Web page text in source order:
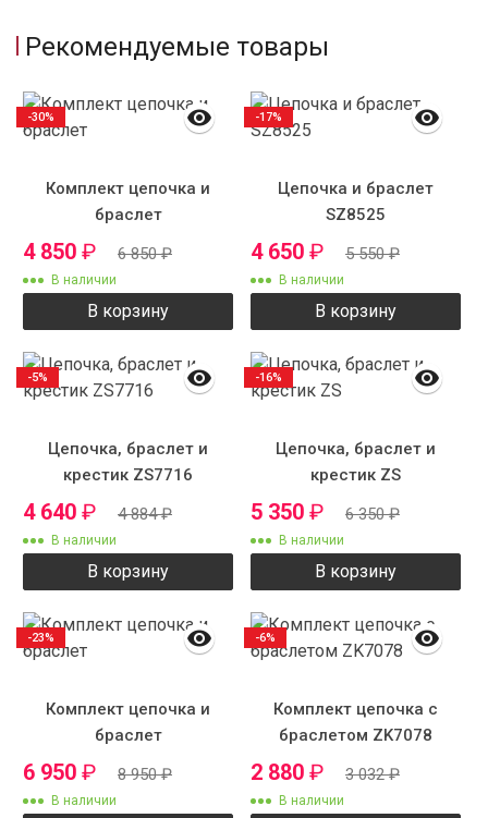
Рекомендуемые товары
Комплект цепочка и
браслет
4 850 ₽ 6 850₽
В наличии
В корзину
-30%
Цепочка и браслет
SZ8525
4 650 ₽ 5 550₽
В наличии
В корзину
-17%
Цепочка, браслет и
крестик ZS7716
4 640 ₽ 4 884₽
В наличии
В корзину
-5%
Цепочка, браслет и
крестик ZS
5 350 ₽ 6 350₽
В наличии
В корзину
-16%
Комплект цепочка и
браслет
6 950 ₽ 8 950₽
В наличии
-23%
Комплект цепочка с
браслетом ZK7078
2 880 ₽ 3 032₽
В наличии
-6%